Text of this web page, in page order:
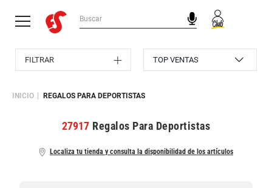
INICIO REGALOS PARA DEPORTISTAS
Localiza tu tienda y consulta la disponibilidad de los artículos
27917 Regalos Para Deportistas
FILTRAR